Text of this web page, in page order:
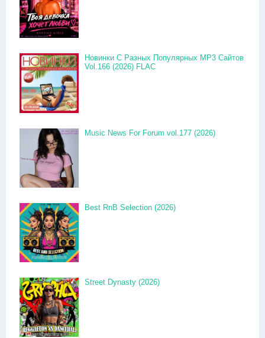
Новинки С Разных Популярных MP3 Сайтов
Vol.166 (2026) FLAC
Music News For Forum vol.177 (2026)
Best RnB Selection (2026)
Street Dynasty (2026)